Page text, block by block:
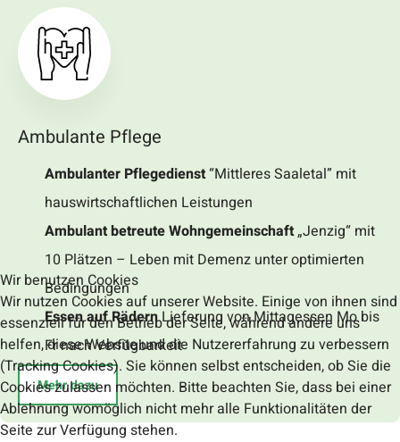
Ambulante Pflege
Ambulanter Pflegedienst“Mittleres Saaletal” mit
hauswirtschaftlichen Leistungen
Ambulant betreute Wohngemeinschaft„Jenzig“ mit
10 Plätzen – Leben mit Demenz unter optimierten
Bedingungen
Essen auf RädernLieferung von Mittagessen Mo bis
Fr nach Verfügbarkeit
Mehr dazu
Wir benutzen Cookies
Wir nutzen Cookies auf unserer Website. Einige von ihnen sind
essenziell für den Betrieb der Seite, während andere uns
helfen, diese Website und die Nutzererfahrung zu verbessern
(Tracking Cookies). Sie können selbst entscheiden, ob Sie die
Cookies zulassen möchten. Bitte beachten Sie, dass bei einer
Ablehnung womöglich nicht mehr alle Funktionalitäten der
Seite zur Verfügung stehen.